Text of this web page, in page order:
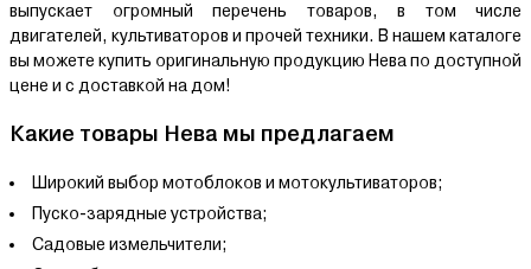
выпускает огромный перечень товаров, в том числе
двигателей, культиваторов и прочей техники. В нашем каталоге
вы можете купить оригинальную продукцию Нева по доступной
цене и с доставкой на дом!
Какие товары Нева мы предлагаем
Широкий выбор мотоблоков и мотокультиваторов;
Пуско-зарядные устройства;
Садовые измельчители;